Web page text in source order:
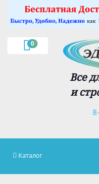
0
Все
и
Каталог